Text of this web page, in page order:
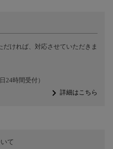
ければ、対応させていただきま
24時間受付）
navigate_next詳細はこちら
て